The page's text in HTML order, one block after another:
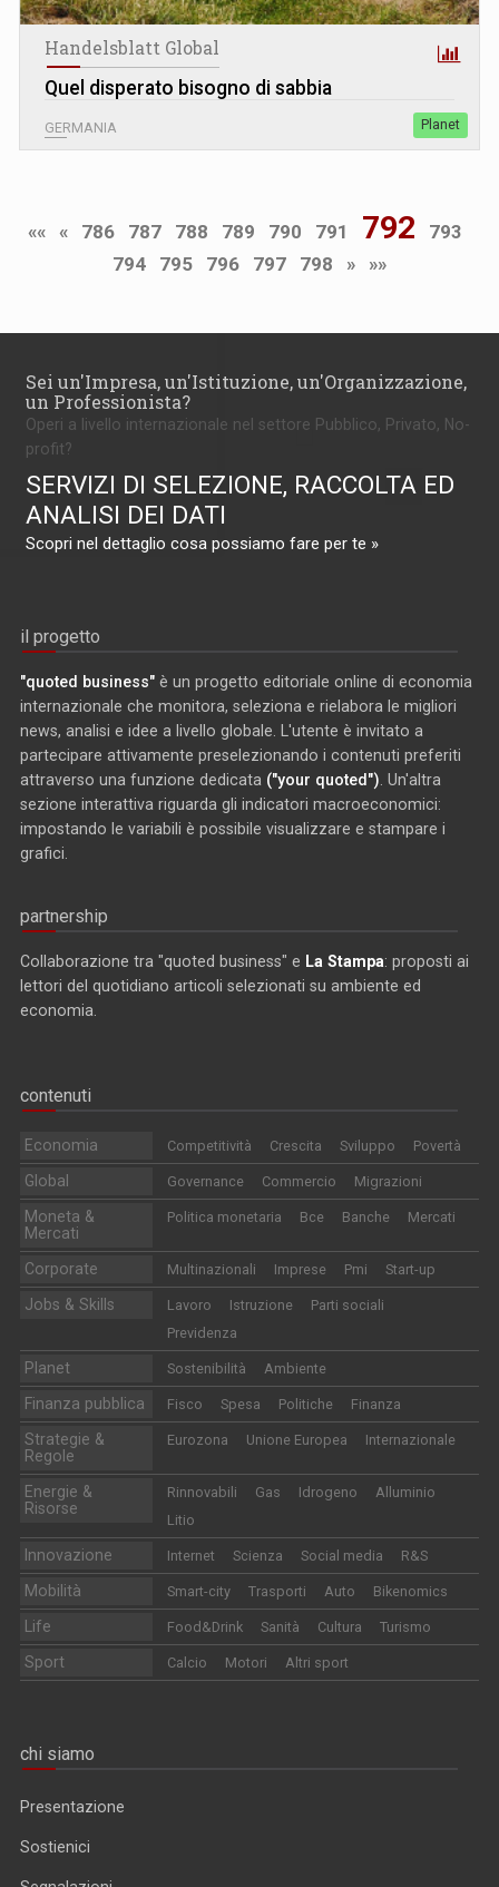
Handelsblatt Global
Quel disperato bisogno di sabbia
GERMANIA Planet
«« « 786 787 788 789 790 791 792
793
794
795 796 797 798 » »»
Sei un'Impresa, un'Istituzione, un'Organizzazione,
un Professionista?
Operi a livello internazionale nel settore Pubblico, Privato, No-
profit?
SERVIZI DI SELEZIONE, RACCOLTA ED
ANALISI DEI DATI
Scopri nel dettaglio cosa possiamo fare per te »
il progetto
"quoted business" è un progetto editoriale online di economia
internazionale che monitora, seleziona e rielabora le migliori
news, analisi e idee a livello globale. L'utente è invitato a
partecipare attivamente preselezionando i contenuti preferiti
attraverso una funzione dedicata ("your quoted") . Un'altra
sezione interattiva riguarda gli indicatori macroeconomici:
impostando le variabili è possibile visualizzare e stampare i
grafici.
partnership
Collaborazione tra "quoted business" e La Stampa: proposti ai
lettori del quotidiano articoli selezionati su ambiente ed
economia.
contenuti
Economia Competitività Crescita Sviluppo Povertà
Global Governance Commercio Migrazioni
Moneta &
Mercati
Politica monetaria Bce Banche Mercati
Corporate Multinazionali Imprese Pmi Start-up
Jobs & Skills Lavoro Istruzione
Parti sociali
Previdenza
Planet Sostenibilità Ambiente
Finanza pubblica Fisco Spesa Politiche Finanza
Strategie &
Regole
Eurozona Unione Europea Internazionale
Energie &
Risorse
Rinnovabili Gas Idrogeno
Alluminio
Litio
Innovazione Internet Scienza Social media R&S
Mobilità Smart-city Trasporti Auto Bikenomics
Life Food&Drink Sanità Cultura Turismo
Sport Calcio Motori Altri sport
chi siamo
Presentazione
Sostienici